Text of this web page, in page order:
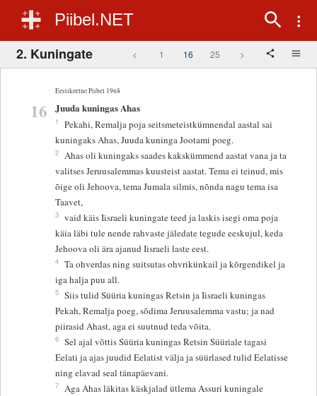
Piibel.NET
2. Kuningate < 1 16 25 >
Eestikeelne Piibel 1968
16 Juuda kuningas Ahas
1
Pekahi, Remalja poja seitsmeteistkümnendal aastal sai
kuningaks Ahas, Juuda kuninga Jootami poeg.
2 Ahas oli kuningaks saades kakskümmend aastat vana ja ta
valitses Jeruusalemmas kuusteist aastat. Tema ei teinud, mis
õige oli Jehoova, tema Jumala silmis, nõnda nagu tema isa
Taavet,
3 vaid käis Iisraeli kuningate teed ja laskis isegi oma poja
käia läbi tule nende rahvaste jäledate tegude eeskujul, keda
Jehoova oli ära ajanud Iisraeli laste eest.
4 Ta ohverdas ning suitsutas ohvrikünkail ja kõrgendikel ja
iga halja puu all.
5 Siis tulid Süüria kuningas Retsin ja Iisraeli kuningas
Pekah, Remalja poeg, sõdima Jeruusalemma vastu; ja nad
piirasid Ahast, aga ei suutnud teda võita.
6 Sel ajal võttis Süüria kuningas Retsin Süüriale tagasi
Eelati ja ajas juudid Eelatist välja ja süürlased tulid Eelatisse
ning elavad seal tänapäevani.
7 Aga Ahas läkitas käskjalad ütlema Assuri kuningale